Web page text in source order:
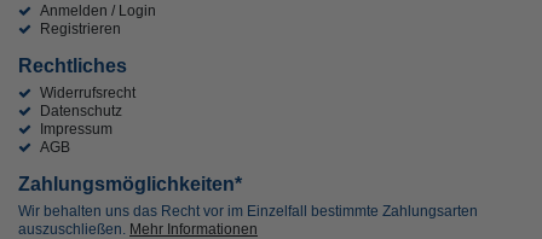
Anmelden / Login
Registrieren
Rechtliches
Widerrufsrecht
Datenschutz
Impressum
AGB
Zahlungsmöglichkeiten*
Wir behalten uns das Recht vor im Einzelfall bestimmte Zahlungsarten
auszuschließen. Mehr Informationen